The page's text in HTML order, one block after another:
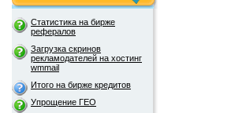
Статистика на бирже
рефералов
Загрузка скринов
рекламодателей на хостинг
wmmail
Итого на бирже кредитов
Упрощение ГЕО